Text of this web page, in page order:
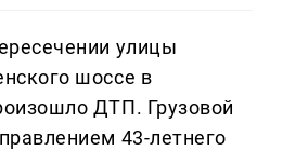
улицы
шоссе в
ДТП. Грузовой
43-летнего